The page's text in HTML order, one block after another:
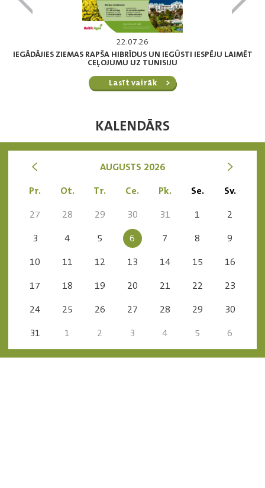
22.07.26
IEGĀDĀJIES ZIEMAS RAPŠA HIBRĪDUS UN IEGŪSTI IESPĒJU LAIMĒT
CEĻOJUMU UZ TUNISIJU
Lasīt vairāk
KALENDĀRS
< AUGUSTS 2026 >
Pr. Ot. Tr. Ce. Pk. Se.
Sv.
27
28 29 30 31 1
2
3
4 5 6 7 8
9
10
11 12 13 14 15
16
17
18 19 20 21 22
23
24
25 26 27 28 29
30
31
1 2 3 4 5 6